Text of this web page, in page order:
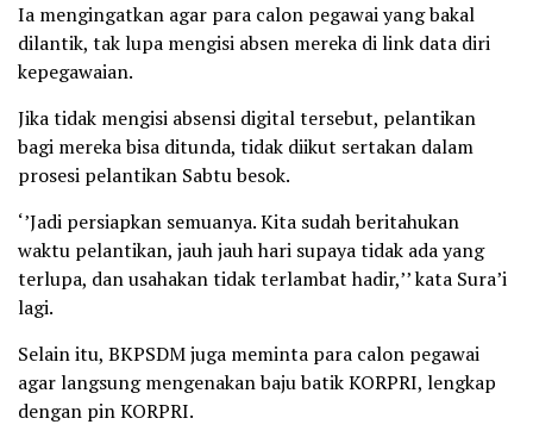
Ia mengingatkan agar para calon pegawai yang bakal
dilantik, tak lupa mengisi absen mereka di link data diri
kepegawaian.
Jika tidak mengisi absensi digital tersebut, pelantikan
bagi mereka bisa ditunda, tidak diikut sertakan dalam
prosesi pelantikan Sabtu besok.
‘’Jadi persiapkan semuanya. Kita sudah beritahukan
waktu pelantikan, jauh jauh hari supaya tidak ada yang
terlupa, dan usahakan tidak terlambat hadir,’’ kata Sura’i
lagi.
Selain itu, BKPSDM juga meminta para calon pegawai
agar langsung mengenakan baju batik KORPRI, lengkap
dengan pin KORPRI.